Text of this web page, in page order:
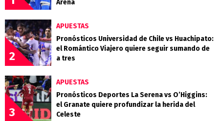
Arena
2
APUESTAS
Pronósticos Universidad de Chile vs Huachipato:
el Romántico Viajero quiere seguir sumando de
a tres
3
APUESTAS
Pronósticos Deportes La Serena vs O’Higgins:
el Granate quiere profundizar la herida del
Celeste